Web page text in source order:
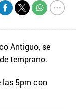
Antiguo, se
temprano.
las 5pm con